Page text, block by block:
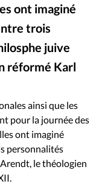
religieuse
Religions
ont imaginé
trois
juive
réformé Karl
ainsi que les
pour la journée des
ont imaginé
personnalités
le théologien